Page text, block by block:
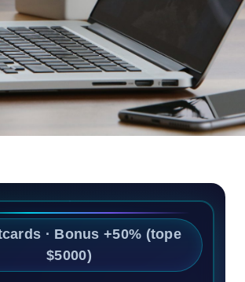
· Bonus +50% (tope
$5000)